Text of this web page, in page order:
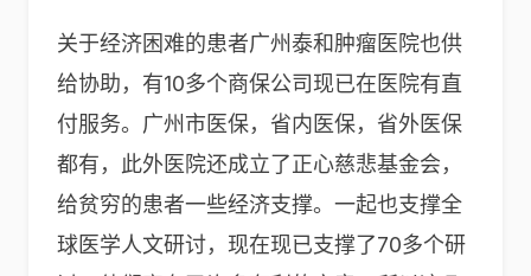
关于经济困难的患者广州泰和肿瘤医院也供
给协助，有10多个商保公司现已在医院有直
付服务。广州市医保，省内医保，省外医保
都有，此外医院还成立了正心慈悲基金会，
给贫穷的患者一些经济支撑。一起也支撑全
球医学人文研讨，现在现已支撑了70多个研